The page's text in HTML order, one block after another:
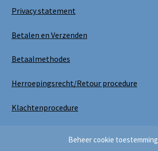
Beheer cookie toestemming
Privacy statement
Betalen en Verzenden
Betaalmethodes
Herroepingsrecht/Retour procedure
Klachtenprocedure